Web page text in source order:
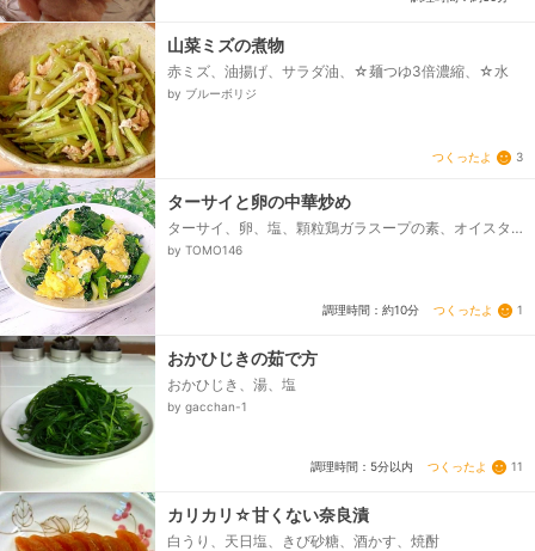
山菜ミズの煮物
赤ミズ、油揚げ、サラダ油、☆麺つゆ3倍濃縮、☆水
by ブルーボリジ
つくったよ 3
ターサイと卵の中華炒め
ターサイ、卵、塩、顆粒鶏ガラスープの素、オイスタ
ーソース、ごま油、コショウ
by TOMO146
調理時間：約10分 つくったよ 1
おかひじきの茹で方
おかひじき、湯、塩
by gacchan-1
調理時間：5分以内 つくったよ 11
カリカリ☆甘くない奈良漬
白うり、天日塩、きび砂糖、酒かす、焼酎